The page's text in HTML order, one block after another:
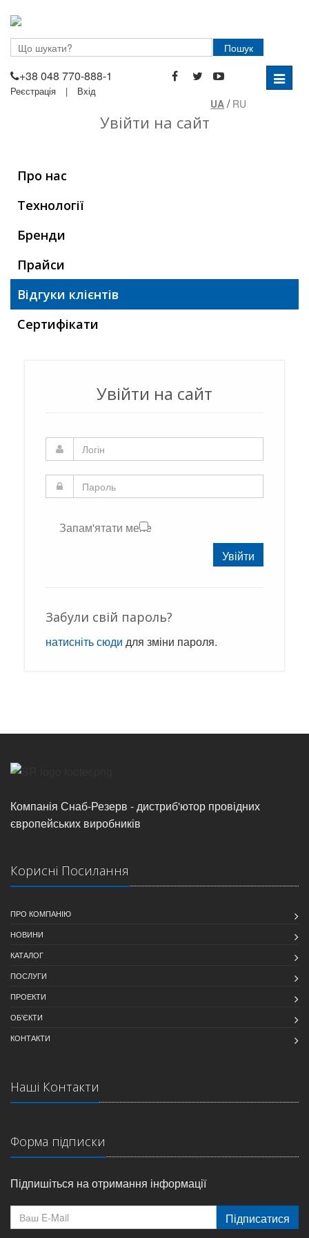
Пошук
+38 048 770-888-1
Реєстрація | Вхід
UA / RU
Увійти на сайт
Про нас
Технології
Бренди
Прайси
Відгуки клієнтів
Сертифікати
Увійти на сайт
Запам'ятати мене
Увійти
Забули свій пароль?
натисніть сюди для зміни пароля.
Компанія Снаб-Резерв - дистриб'ютор провідних
європейських виробників
Корисні Посилання
ПРО КОМПАНІЮ
НОВИНИ
КАТАЛОГ
ПОСЛУГИ
ПРОЕКТИ
ОБ'ЄКТИ
КОНТАКТИ
Наші Контакти
Форма підписки
Підпишіться на отримання інформації
Підписатися